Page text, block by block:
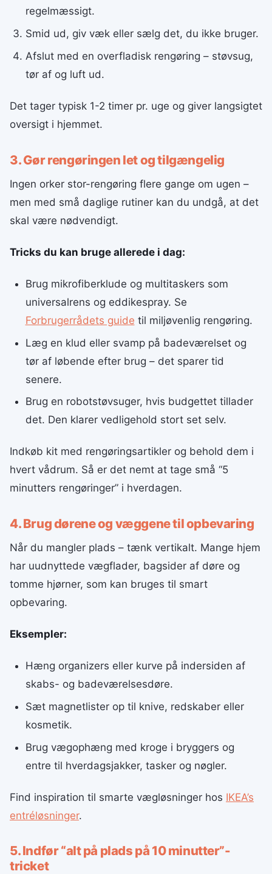
regelmæssigt.
Smid ud, giv væk eller sælg det, du ikke bruger.
Afslut med en overfladisk rengøring – støvsug,
tør af og luft ud.
Det tager typisk 1-2 timer pr. uge og giver langsigtet
oversigt i hjemmet.
3. Gør rengøringen let og tilgængelig
Ingen orker stor-rengøring flere gange om ugen –
men med små daglige rutiner kan du undgå, at det
skal være nødvendigt.
Tricks du kan bruge allerede i dag:
Brug mikrofiberklude og multitaskers som
universalrens og eddikespray. Se
Forbrugerrådets guide til miljøvenlig rengøring.
Læg en klud eller svamp på badeværelset og
tør af løbende efter brug – det sparer tid
senere.
Brug en robotstøvsuger, hvis budgettet tillader
det. Den klarer vedligehold stort set selv.
Indkøb kit med rengøringsartikler og behold dem i
hvert vådrum. Så er det nemt at tage små “5
minutters rengøringer” i hverdagen.
4. Brug dørene og væggene til opbevaring
Når du mangler plads – tænk vertikalt. Mange hjem
har uudnyttede vægflader, bagsider af døre og
tomme hjørner, som kan bruges til smart
opbevaring.
Eksempler:
Hæng organizers eller kurve på indersiden af
skabs- og badeværelsesdøre.
Sæt magnetlister op til knive, redskaber eller
kosmetik.
Brug vægophæng med kroge i bryggers og
entre til hverdagsjakker, tasker og nøgler.
Find inspiration til smarte vægløsninger hos IKEA’s
entréløsninger.
5. Indfør “alt på plads på 10 minutter”-
tricket